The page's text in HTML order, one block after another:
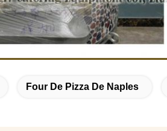
Four De Pizza De Naples